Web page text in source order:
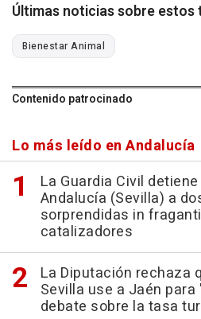
Últimas noticias sobre estos
Bienestar Animal
Contenido patrocinado
Lo más leído en Andalucía
La Guardia Civil
Andalucía (Sevilla) a
sorprendidas in
catalizadores
La Diputación rechaza
Sevilla use a Jaén
debate sobre la tasa